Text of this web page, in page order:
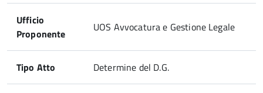
Ufficio
Proponente
UOS Avvocatura e Gestione Legale
Tipo Atto Determine del D.G.